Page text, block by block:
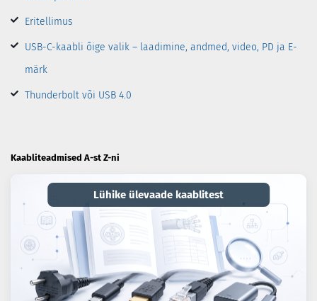
Eritellimus
USB-C-kaabli õige valik – laadimine, andmed, video, PD ja E-
märk
Thunderbolt või USB 4.0
Kaabliteadmised A-st Z-ni
Lühike ülevaade kaablitest